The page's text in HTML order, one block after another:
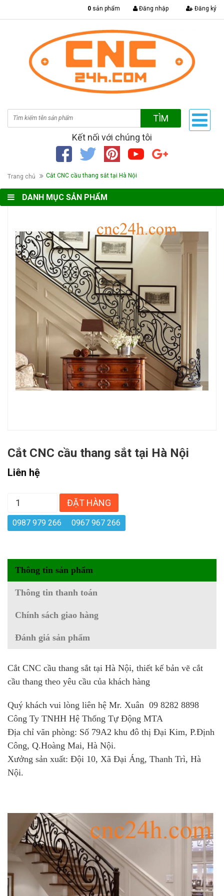
0 sản phẩm Đăng nhập Đăng ký
TÌM
Kết nối với chúng tôi
Trang chủ Cắt CNC cầu thang sắt tại Hà Nội
DANH MỤC SẢN PHẨM
Cắt CNC cầu thang sắt tại Hà Nội
Liên hệ
ĐẶT HÀNG
0987 979 266 0967 967 266
Thông tin sản phẩm
Thông tin thanh toán
Chính sách giao hàng
Đánh giá sản phẩm
Cắt CNC cầu thang sắt tại Hà Nội, thiết kế bản vẽ cắt
cầu thang theo yêu cầu của khách hàng
Quý khách vui lòng liên hệ Mr. Xuân 09 8282 8898
Công Ty TNHH Hệ Thống Tự Động MTA
Địa chỉ văn phòng: Số 79A2 khu đô thị Đại Kim, P.Định
Công, Q.Hoàng Mai, Hà Nội.
Xưởng sản xuất: Đội 10, Xã Đại Áng, Thanh Trì, Hà
Nội.